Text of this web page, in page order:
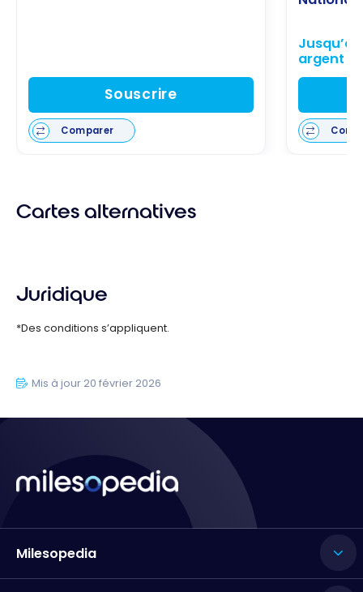
Souscrire
Comparer
Jusqu’à
argent
Cartes alternatives
Juridique
*Des conditions s’appliquent.
Mis à jour 20 février 2026
Milesopedia